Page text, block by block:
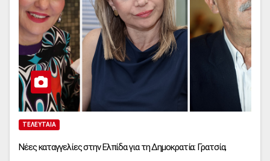
ΤΕΛΕΥΤΑΊΑ
Νέες καταγγελίες στην Ελπίδα για τη Δημοκρατία: Γρατσία,